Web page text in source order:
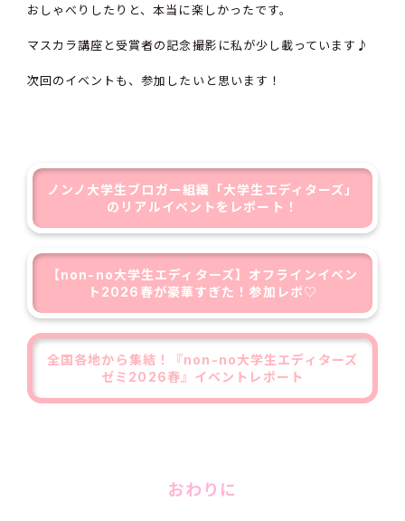
おしゃべりしたりと、本当に楽しかったです。
マスカラ講座と受賞者の記念撮影に私が少し載っています♪
次回のイベントも、参加したいと思います！
ノンノ大学生ブロガー組織「大学生エディターズ」
のリアルイベントをレポート！
【non-no大学生エディターズ】オフラインイベン
ト2026春が豪華すぎた！参加レポ♡
全国各地から集結！『non-no大学生エディターズ
ゼミ2026春』イベントレポート
おわりに